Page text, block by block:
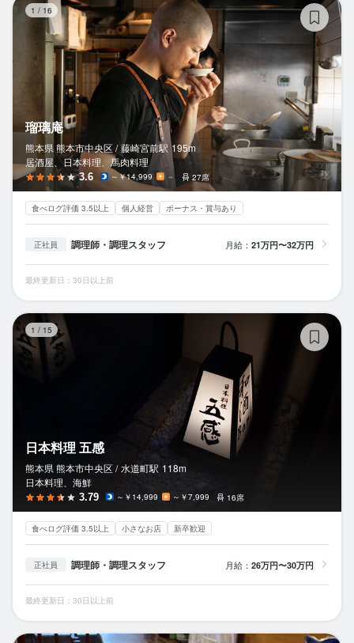
1 / 16
瑠璃庵
熊本県 熊本市中央区 / 藤崎宮前駅 195m
居酒屋、日本料理、馬肉料理
3.6 ～￥14,999 － 27席
食べログ評価 3.5以上 個人経営 ボーナス・賞与あり
正社員 調理師・調理スタッフ 月給： 21万円〜32万円
最終更新日：30日以上前
1 / 15
日本料理 五感
熊本県 熊本市中央区 / 水道町駅 118m
日本料理、海鮮
3.79 ～￥14,999 ～￥7,999 16席
食べログ評価 3.5以上 小さなお店 新卒歓迎
正社員 調理師・調理スタッフ 月給： 26万円〜30万円
最終更新日：30日以上前